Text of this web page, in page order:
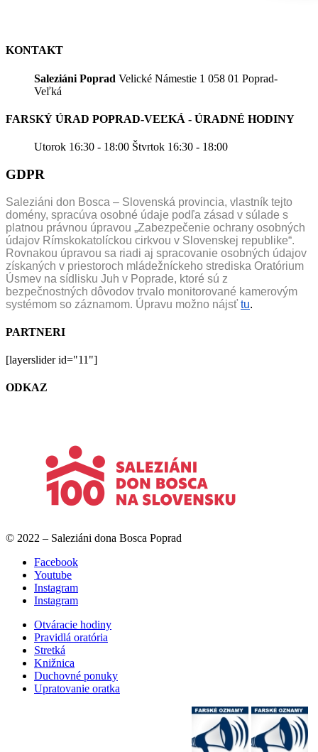
KONTAKT
Saleziáni Poprad Velické Námestie 1 058 01 Poprad-
Veľká
FARSKÝ ÚRAD POPRAD-VEĽKÁ - ÚRADNÉ HODINY
Utorok 16:30 - 18:00 Štvrtok 16:30 - 18:00
GDPR
Saleziáni don Bosca – Slovenská provincia, vlastník tejto
domény, spracúva osobné údaje podľa zásad v súlade s
platnou právnou úpravou „Zabezpečenie ochrany osobných
údajov Rímskokatolíckou cirkvou v Slovenskej republike“.
Rovnakou úpravou sa riadi aj spracovanie osobných údajov
získaných v priestoroch mládežníckeho strediska Oratórium
Úsmev na sídlisku Juh v Poprade, ktoré sú z
bezpečnostných dôvodov trvalo monitorované kamerovým
systémom so záznamom. Úpravu možno nájsť tu.
PARTNERI
[layerslider id="11"]
ODKAZ
© 2022 – Saleziáni dona Bosca Poprad
Facebook
Youtube
Instagram
Instagram
Otváracie hodiny
Pravidlá oratória
Stretká
Knižnica
Duchovné ponuky
Upratovanie oratka